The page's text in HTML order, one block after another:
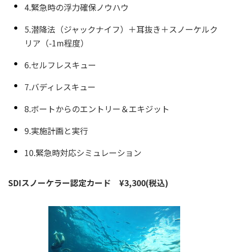
4.緊急時の浮力確保ノウハウ
5.潜降法（ジャックナイフ）＋耳抜き＋スノーケルク
リア（-1m程度）
6.セルフレスキュー
7.バディレスキュー
8.ボートからのエントリー＆エキジット
9.実施計画と実行
10.緊急時対応シミュレーション
SDIスノーケラー認定カード ¥3,300(税込)